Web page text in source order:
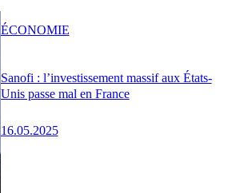
Sanofi : l’investissement massif aux États-
Unis passe mal en France
16.05.2025
ÉCONOMIE